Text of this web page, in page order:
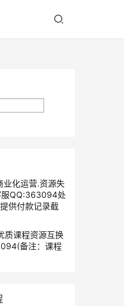
业化运营.资源失
服QQ:363094处
供付款记录截
质课程资源互换
备注：课程